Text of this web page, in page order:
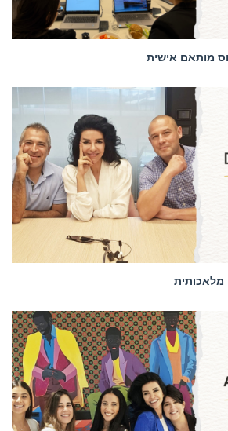
מותאם אישית